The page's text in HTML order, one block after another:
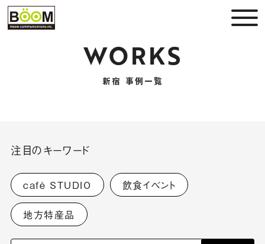
WORKS
新宿 事例一覧
注目のキーワード
café STUDIO 飲食イベント
地方特産品